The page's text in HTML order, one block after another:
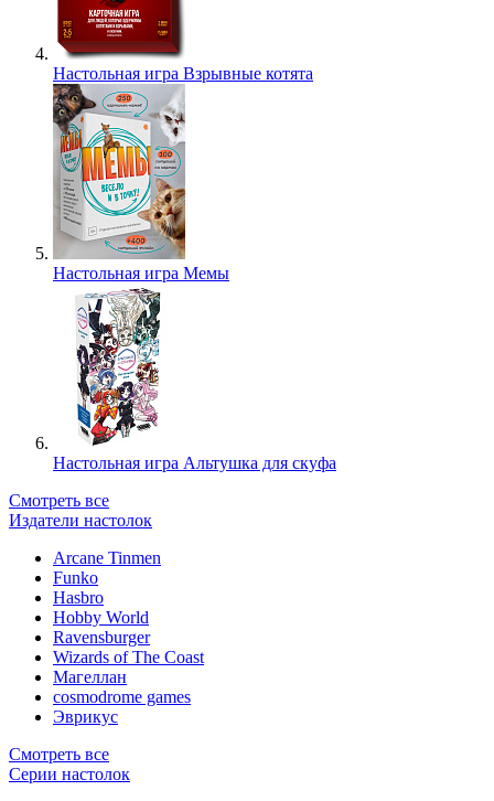
Настольная игра Взрывные котята
Настольная игра Мемы
Настольная игра Альтушка для скуфа
Смотреть все
Издатели настолок
Arcane Tinmen
Funko
Hasbro
Hobby World
Ravensburger
Wizards of The Coast
Магеллан
сosmodrome games
Эврикус
Смотреть все
Серии настолок